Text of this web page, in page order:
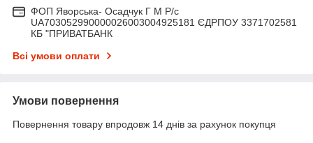
ФОП Яворська- Осадчук Г М Р/c
UA703052990000026003004925181 ЄДРПОУ 3371702581
КБ "ПРИВАТБАНК
Всі умови оплати
Умови повернення
Повернення товару впродовж 14 днів за рахунок покупця